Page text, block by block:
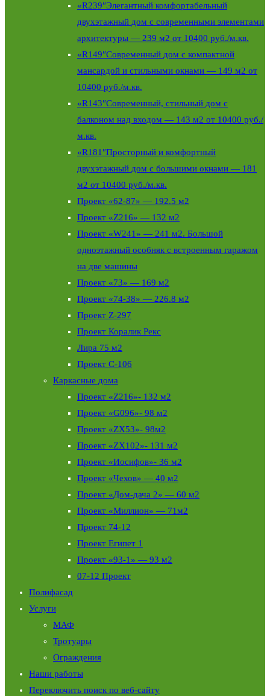
«R239″Элегантный комфортабельный
двухэтажный дом с современными элементами
архитектуры — 239 м2 от 10400 руб./м.кв.
«R149″Современный дом с компактной
мансардой и стильными окнами — 149 м2 от
10400 руб./м.кв.
«R143″Современный, стильный дом с
балконом над входом — 143 м2 от 10400 руб./
м.кв.
«R181″Просторный и комфортный
двухэтажный дом с большими окнами — 181
м2 от 10400 руб./м.кв.
Проект «62-87» — 192.5 м2
Проект «Z216» — 132 м2
Проект «W241» — 241 м2. Большой
одноэтажный особняк с встроенным гаражом
на две машины
Проект «73» — 169 м2
Проект «74-38» — 226.8 м2
Проект Z-297
Проект Коралик Рекс
Лира 75 м2
Проект С-106
Каркасные дома
Проект «Z216»- 132 м2
Проект «G096»- 98 м2
Проект «ZX53»- 98м2
Проект «ZX102»- 131 м2
Проект «Иосифов»- 36 м2
Проект «Чехов» — 40 м2
Проект «Дом-дача 2» — 60 м2
Проект «Миллион» — 71м2
Проект 74-12
Проект Египет 1
Проект «93-1» — 93 м2
07-12 Проект
Полифасад
Услуги
МАФ
Тротуары
Ограждения
Наши работы
Переключить поиск по веб-сайту